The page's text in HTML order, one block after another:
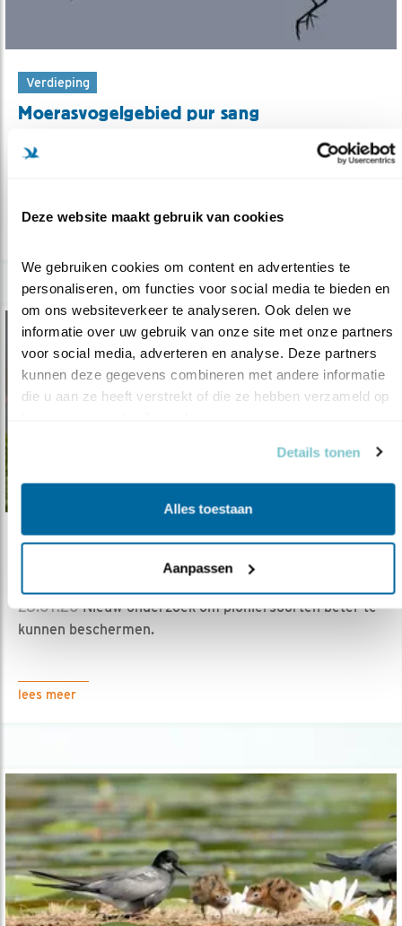
Deze website maakt gebruik van cookies
We gebruiken cookies om content en advertenties te
personaliseren, om functies voor social media te bieden en
om ons websiteverkeer te analyseren. Ook delen we
informatie over uw gebruik van onze site met onze partners
voor social media, adverteren en analyse. Deze partners
kunnen deze gegevens combineren met andere informatie
die u aan ze heeft verstrekt of die ze hebben verzameld op
Details tonen
Alles toestaan
Aanpassen
Verdieping
Moerasvogelgebied pur sang
10.09.20
Dynamiek maakt Oostvaardersplassen
Verdieping
Broedplekken voor pioniervogels
28.07.20Nieuw onderzoek om pioniersoorten beter te
kunnen beschermen.
lees meer